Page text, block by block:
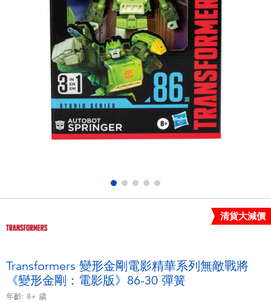
手工藝,文具,蠟筆,泥膠,畫板
娃娃, 芭比,收藏公仔
電子玩具
遊戲及拼圖系列
派對用品
毛毛公仔玩具
Miniso名創優品
playpop
LEGO樂高
Barbie芭比
NERF熱火 清貨大減價
Transformers 變形金剛電影精華系列無敵戰將
《變形金剛：電影版》86-30 彈簧
年齡: 8+ 歲